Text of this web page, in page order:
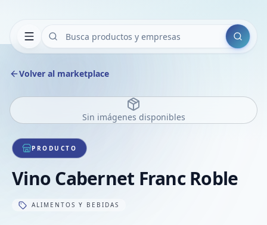
Buscar
Volver al marketplace
Sin imágenes disponibles
PRODUCTO
Vino Cabernet Franc Roble
ALIMENTOS Y BEBIDAS